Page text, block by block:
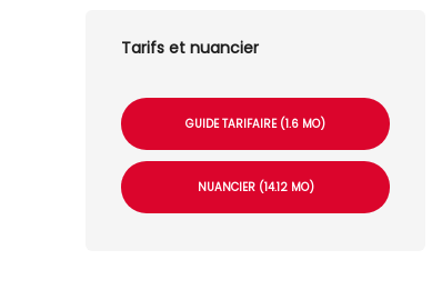
Tarifs et nuancier
GUIDE TARIFAIRE (1.6 MO)
NUANCIER (14.12 MO)